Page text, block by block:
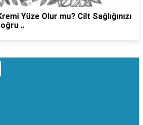
Yüze Olur mu? Cilt Sağlığınızı
..